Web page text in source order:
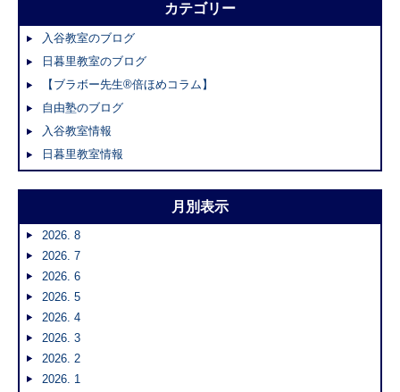
カテゴリー
入谷教室のブログ
日暮里教室のブログ
【ブラボー先生®倍ほめコラム】
自由塾のブログ
入谷教室情報
日暮里教室情報
月別表示
2026. 8
2026. 7
2026. 6
2026. 5
2026. 4
2026. 3
2026. 2
2026. 1